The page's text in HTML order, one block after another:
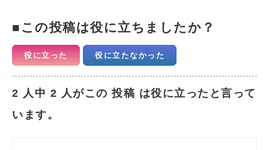
この投稿は役に立ちましたか？
役に立った 役に立たなかった
2 人中 2 人がこの 投稿 は役に立ったと言って
います。